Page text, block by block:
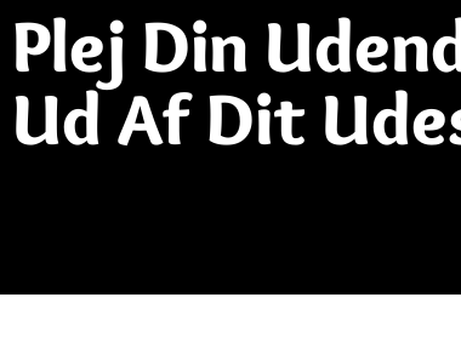
Plej Din
Ud Af Dit